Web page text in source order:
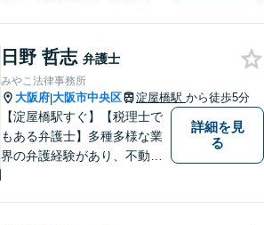
故事件を解決してきた豊富な
実績】保険会社との交渉はす
べて対応します。【休日・夜
間相談可】
日野 哲志 弁護士
みやこ法律事務所
大阪府|大阪市中央区 淀屋橋駅 から徒歩5分
【淀屋橋駅すぐ】【税理士で
もある弁護士】多種多様な業
界の弁護経験があり、不動産
詳細を見
る